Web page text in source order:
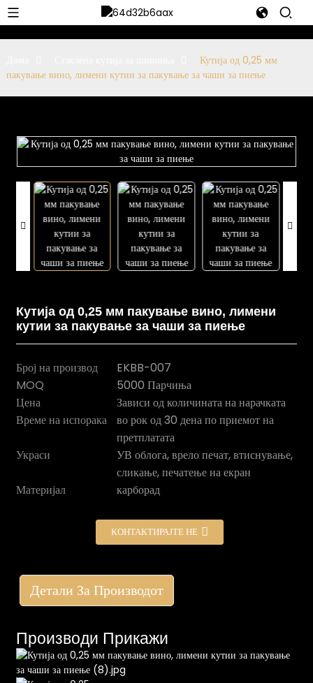
Кутија од 0,25 мм
пакување вино, лимени кутии за пакување за чаши за пиење
Кутија од 0,25 мм пакување вино, лимени
кутии за пакување за чаши за пиење
Број на производ
EKBB-007
MOQ
5000 Парчиња
Цена
Зависи од количината на нарачката
Време на испорака
во рок од 30 дена по приемот на
претплатата
Украси
УВ облога, врело печат, втиснување,
сликање, печатење на екран
Материјал
карборад
КОНТАКТИРАЈТЕ НЕ
Детали За Производот
Производи Прикажи